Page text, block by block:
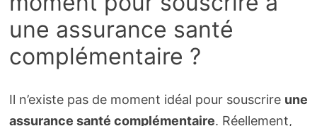
une assurance santé
complémentaire ?
Il n’existe pas de moment idéal pour souscrire une
assurance santé complémentaire. Réellement,